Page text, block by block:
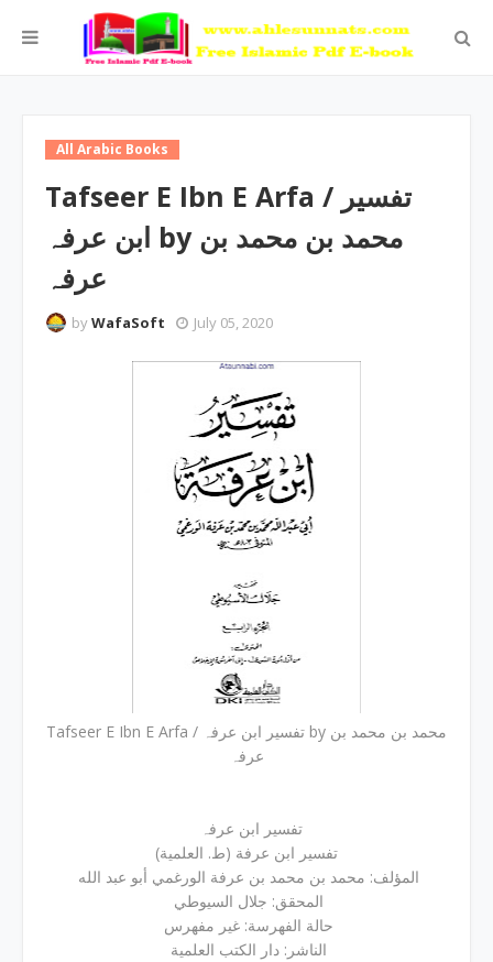
All Arabic Books
Tafseer E Ibn E Arfa / تفسیر
ابن عرفہ by محمد بن محمد بن
عرفہ
byWafaSoft July 05, 2020
Tafseer E Ibn E Arfa / تفسیر ابن عرفہ by محمد بن محمد بن
عرفہ
تفسیر ابن عرفہ
تفسير ابن عرفة (ط. العلمية)
المؤلف: محمد بن محمد بن عرفة الورغمي أبو عبد الله
المحقق: جلال السيوطي
حالة الفهرسة: غير مفهرس
الناشر: دار الكتب العلمية